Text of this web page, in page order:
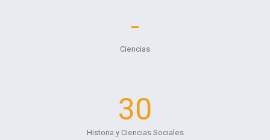
-
Ciencias
30
Historia y Ciencias Sociales